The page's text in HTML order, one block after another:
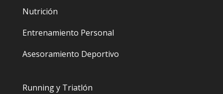
Nutrición
Entrenamiento Personal
Asesoramiento Deportivo
Running y Triatlón